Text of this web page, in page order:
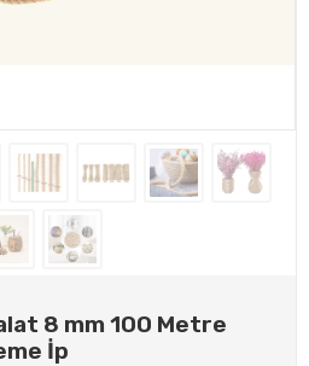
8 mm 100 Metre
İp